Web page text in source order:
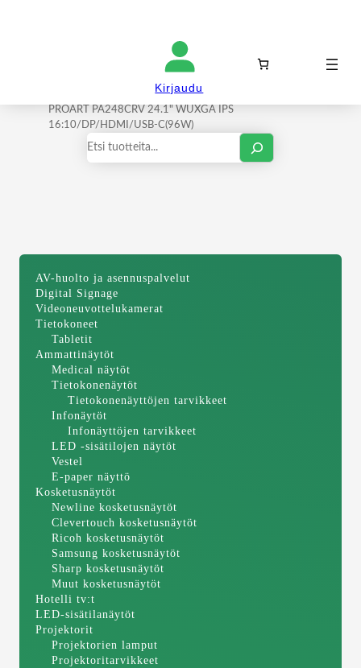
Kirjaudu
Ammattinäytöt/Tietokonenäytöt
PROART PA248CRV 24.1" WUXGA IPS
16:10/DP/HDMI/USB-C(96W)
Haku
AV-huolto ja asennuspalvelut
Digital Signage
Videoneuvottelukamerat
Tietokoneet
Tabletit
Ammattinäytöt
Medical näytöt
Tietokonenäytöt
Tietokonenäyttöjen tarvikkeet
Infonäytöt
Infonäyttöjen tarvikkeet
LED -sisätilojen näytöt
Vestel
E-paper näyttö
Kosketusnäytöt
Newline kosketusnäytöt
Clevertouch kosketusnäytöt
Ricoh kosketusnäytöt
Samsung kosketusnäytöt
Sharp kosketusnäytöt
Muut kosketusnäytöt
Hotelli tv:t
LED-sisätilanäytöt
Projektorit
Projektorien lamput
Projektoritarvikkeet